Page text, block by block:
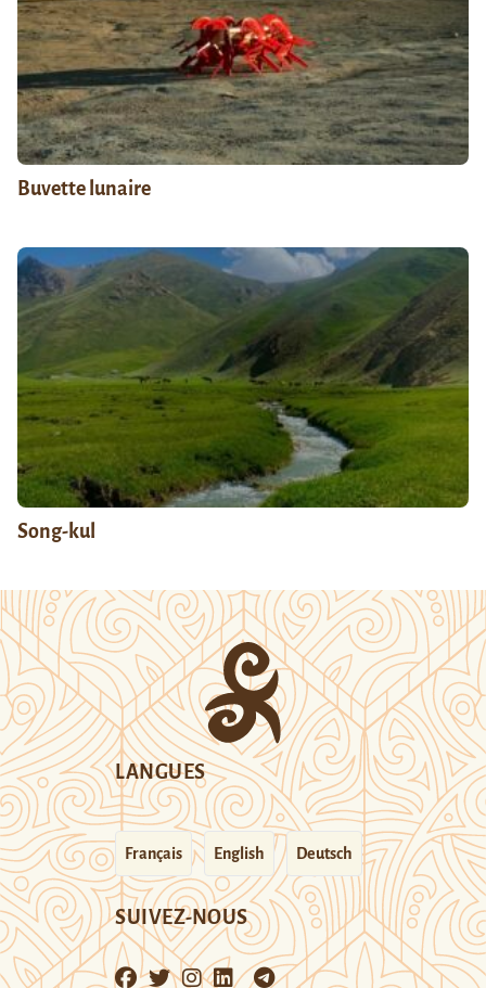
Buvette lunaire
Song-kul
LANGUES
Français English Deutsch
SUIVEZ-NOUS